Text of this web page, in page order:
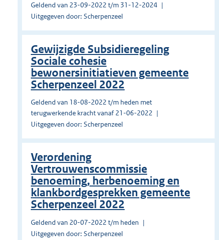
Geldend van 23-09-2022 t/m 31-12-2024
Uitgegeven door: Scherpenzeel
Gewijzigde Subsidieregeling
Sociale cohesie
bewonersinitiatieven gemeente
Scherpenzeel 2022
Geldend van 18-08-2022 t/m heden met
terugwerkende kracht vanaf 21-06-2022
Uitgegeven door: Scherpenzeel
Verordening
Vertrouwenscommissie
benoeming, herbenoeming en
klankbordgesprekken gemeente
Scherpenzeel 2022
Geldend van 20-07-2022 t/m heden
Uitgegeven door: Scherpenzeel